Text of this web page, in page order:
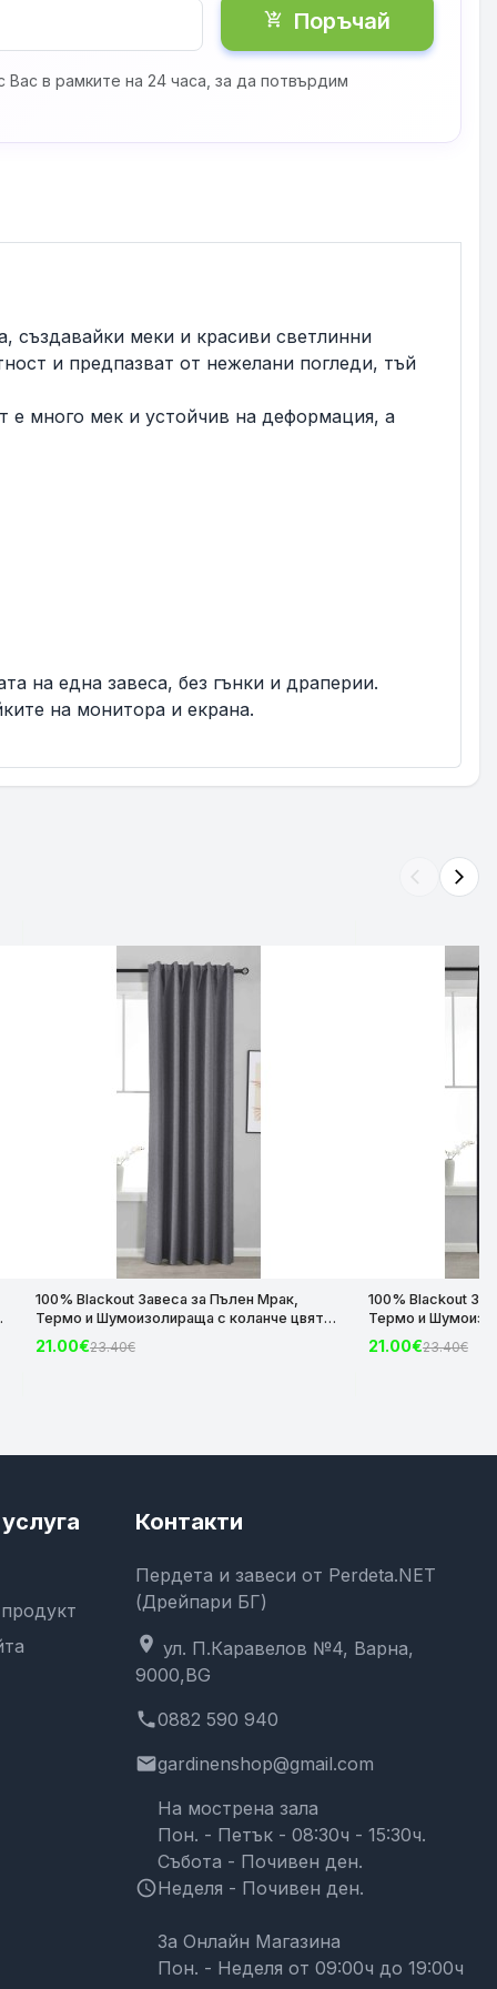
shopping_cart_checkout Поръчай
в рамките на 24 часа, за да потвърдим
създавайки меки и красиви светлинни
и предпазват от нежелани погледи, тъй
е много мек и устойчив на деформация, а
на една завеса, без гънки и драперии.
на монитора и екрана.
arrow_back_ios arrow_forward_ios
100% Blackout Завеса за Пълен Мрак,
Термо и Шумоизолираща с коланче цвят
Тъмно Сив, 175х140 и 245х140 за Релса и
Корниз код-2023600-008
21.00€23.40€
100% Blackout
Термо и
Черен, 175х140 и
Корниз код-
21.00€23.40€
Контакти
Пердета и завеси от Perdeta.NET
(Дрейпари БГ)
location_on ул. П.Каравелов №4, Варна,
9000,BG
phone0882 590 940
emailgardinenshop@gmail.com
schedule
На мострена зала
Пон. - Петък - 08:30ч - 15:30ч.
Събота - Почивен ден.
Неделя - Почивен ден.
За Онлайн Магазина
Пон. - Неделя от 09:00ч до 19:00ч